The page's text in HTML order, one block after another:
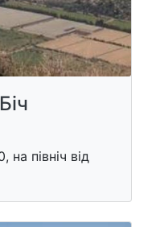
північ від